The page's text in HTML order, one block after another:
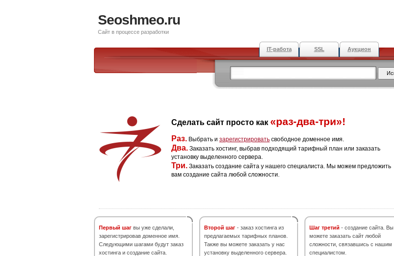
Seoshmeo.ru
Сайт в процессе разработки
IT-работа SSL Аукцион
Сделать сайт просто как «раз-два-три»!
Раз. Выбрать и зарегистрировать свободное доменное имя.
Два. Заказать хостинг, выбрав подходящий тарифный план или заказать
установку выделенного сервера.
Три. Заказать создание сайта у нашего специалиста. Мы можем предложить
вам создание сайта любой сложности.
Первый шаг вы уже сделали,
зарегистрировав доменное имя.
Следующими шагами будут заказ
хостинга и создание сайта.
Второй шаг - заказ хостинга из
предлагаемых тарифных планов.
Также вы можете заказать у нас
установку выделенного сервера.
Шаг третий - создание сайта. Вы
можете заказать сайт любой
сложности, связавшись с нашим
специалистом.